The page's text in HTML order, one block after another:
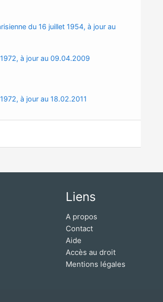
du 16 juillet 1954, à jour au
à jour au 09.04.2009
à jour au 18.02.2011
Liens
A propos
Contact
Aide
Accès au droit
Mentions légales